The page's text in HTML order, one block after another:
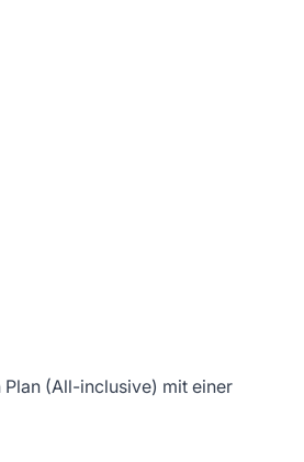
(All-inclusive) mit einer